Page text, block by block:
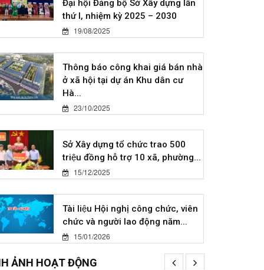
Đại hội Đảng bộ Sở Xây dựng lần
thứ I, nhiệm kỳ 2025 – 2030
19/08/2025
Thông báo công khai giá bán nhà
ở xã hội tại dự án Khu dân cư
Hà...
23/10/2025
Sở Xây dựng tổ chức trao 500
triệu đồng hỗ trợ 10 xã, phường...
15/12/2025
Tài liệu Hội nghị công chức, viên
chức và người lao động năm...
15/01/2026
ẢNH HOẠT ĐỘNG